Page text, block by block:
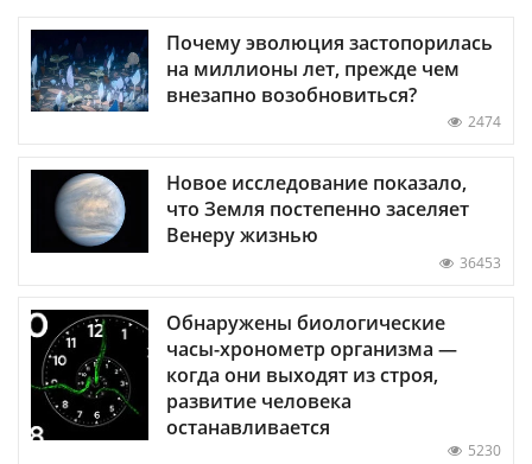
Почему эволюция застопорилась
на миллионы лет, прежде чем
внезапно возобновиться?
2474
Новое исследование показало,
что Земля постепенно заселяет
Венеру жизнью
36453
Обнаружены биологические
часы-хронометр организма —
когда они выходят из строя,
развитие человека
останавливается
5230